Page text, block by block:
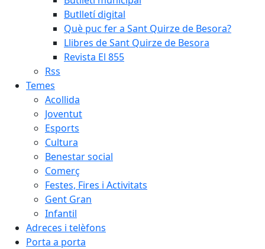
Butlletí digital
Què puc fer a Sant Quirze de Besora?
Llibres de Sant Quirze de Besora
Revista El 855
Rss
Temes
Acollida
Joventut
Esports
Cultura
Benestar social
Comerç
Festes, Fires i Activitats
Gent Gran
Infantil
Adreces i telèfons
Porta a porta